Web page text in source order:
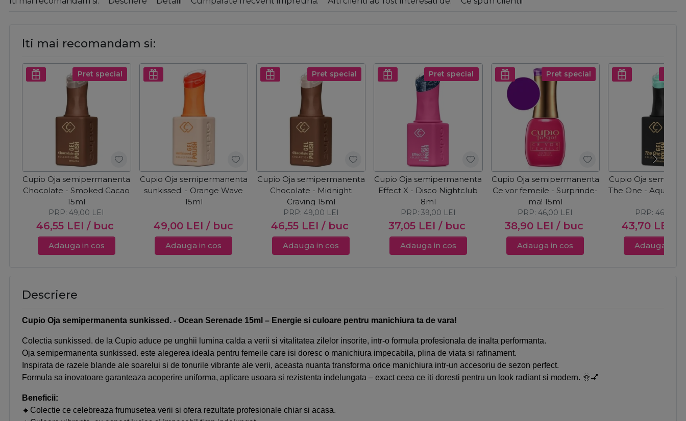
Iti mai recomandam si:
Pret special
Cupio Oja semipermanenta
Chocolate - Smoked Cacao
15ml
46,55 LEI / buc
PRP:49,00 LEI
Adauga in cos
Cupio Oja semipermanenta
sunkissed. - Orange Wave
15ml
49,00 LEI / buc
Adauga in cos
Pret special
Cupio Oja semipermanenta
Chocolate - Midnight
Craving 15ml
46,55 LEI / buc
PRP: 49,00 LEI
Adauga in cos
Pret special
Cupio Oja semipermanenta
Effect X - Disco Nightclub
8ml
37,05 LEI / buc
PRP: 39,00 LEI
Adauga in cos
Pret special
Cupio Oja semipermanenta
Ce vor femeile - Surprinde-
ma! 15ml
38,90 LEI / buc
PRP:46,00 LEI
Adauga in cos
Cupio Oja
The One -
43,70 LEI
PRP:46,00
Adauga in
Descriere
Cupio Oja semipermanenta sunkissed. - Ocean Serenade 15ml – Energie si culoare pentru manichiura ta de vara!
Colectia sunkissed. de la Cupio aduce pe unghii lumina calda a verii si vitalitatea zilelor insorite, intr-o formula profesionala de inalta performanta.
Oja semipermanenta sunkissed. este alegerea ideala pentru femeile care isi doresc o manichiura impecabila, plina de viata si rafinament.
Inspirata de razele blande ale soarelui si de tonurile vibrante ale verii, aceasta nuanta transforma orice manichiura intr-un accesoriu de sezon perfect.
Formula sa inovatoare garanteaza acoperire uniforma, aplicare usoara si rezistenta indelungata – exact ceea ce iti doresti pentru un look radiant si modern. 🌞💅
Beneficii:
🔹Colectie ce celebreaza frumusetea verii si ofera rezultate profesionale chiar si acasa.